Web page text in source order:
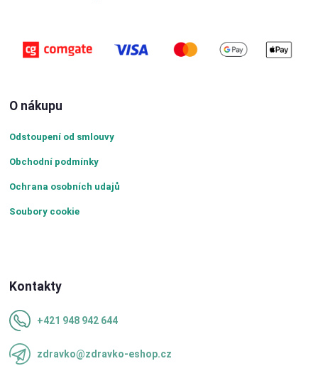
O nákupu
Odstoupení od smlouvy
Obchodní podmínky
Ochrana osobních udajů
Soubory cookie
Kontakty
+421 948 942 644
zdravko@zdravko-eshop.cz